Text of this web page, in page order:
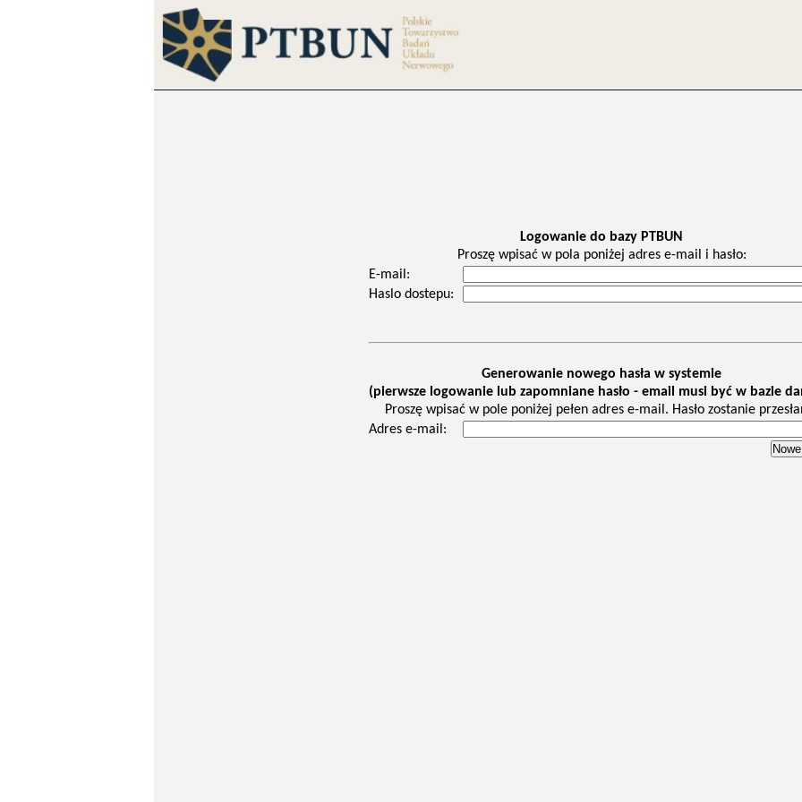
Logowanie do bazy PTBUN
Proszę wpisać w pola poniżej adres e-mail i hasło:
E-mail:
Haslo dostepu:
Generowanie nowego hasła w systemie
(pierwsze logowanie lub zapomniane hasło - email musi być w bazie
Proszę wpisać w pole poniżej pełen adres e-mail. Hasło zostanie
Adres e-mail: